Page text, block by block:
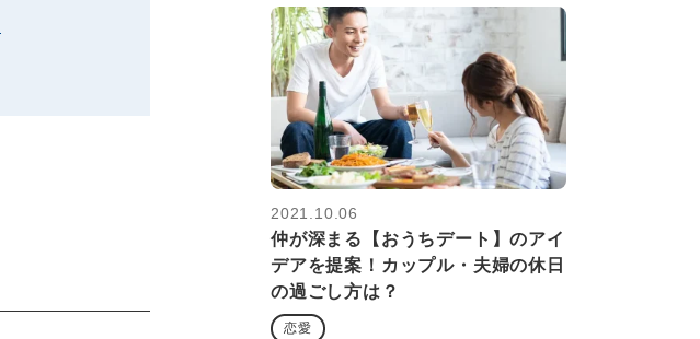
2021.10.06
仲が深まる【おうちデート】のアイ
デアを提案！カップル・夫婦の休日
の過ごし方は？
恋愛